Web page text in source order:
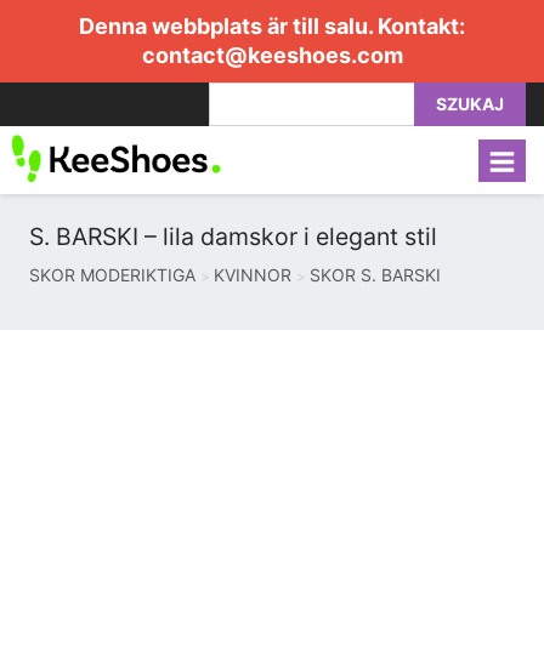
Denna webbplats är till salu. Kontakt:
contact@keeshoes.com
SZUKAJ
S. BARSKI – lila damskor i elegant stil
SKOR MODERIKTIGA KVINNOR SKOR S. BARSKI